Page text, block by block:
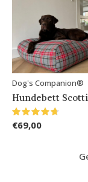
Dog's Companion®
Hundebett
€69,00